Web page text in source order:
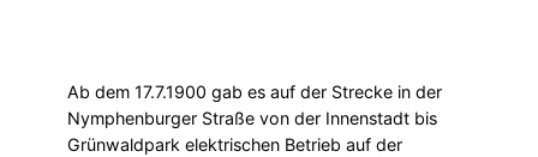
Ab dem 17.7.1900 gab es auf der Strecke in der
Nymphenburger Straße von der Innenstadt bis
Grünwaldpark elektrischen Betrieb auf der